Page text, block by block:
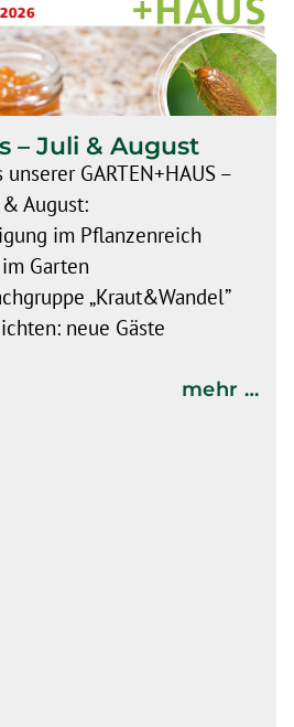
– Juli & August
GARTEN+HAUS –
August:
im Pflanzenreich
Garten
„Kraut&Wandel”
neue Gäste
mehr …